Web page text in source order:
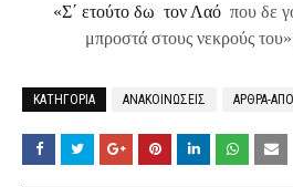
«Σ΄ ετούτο δω τον Λαό που δε
μπροστά στους νεκρούς του»
ΚΑΤΗΓΟΡΙΑ ΑΝΑΚΟΙΝΩΣΕΙΣ ΑΡΘΡΑ-